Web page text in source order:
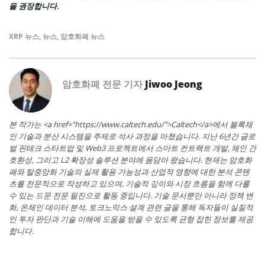
을 권장합니다.
XRP 뉴스, 뉴스, 암호화폐 뉴스
암호화폐 전문 기자Jiwoo Jeong
본 작가는 <a href="https://www.caltech.edu/">Caltech</a>에서 블록체
인 기술과 분산 시스템을 주제로 석사 과정을 마쳤습니다. 지난 6년간 글로
벌 핀테크 스타트업 및 Web3 프로젝트에서 스마트 컨트랙트 개발, 체인 간
호환성, 그리고 L2 확장성 솔루션 분야에 몸담아 왔습니다. 현재는 암호화
폐와 탈중앙화 기술의 실제 활용 가능성과 산업적 영향에 대한 분석 콘텐
츠를 전문적으로 작성하고 있으며, 기술적 깊이와 시장 흐름을 함께 다룰
수 있는 드문 전문 필진으로 활동 중입니다. 기술 문서뿐만 아니라 정책 변
화, 온체인 데이터 분석, 토크노믹스 설계 관련 글을 통해 독자들이 실질적
인 투자 판단과 기술 이해에 도움을 받을 수 있도록 균형 잡힌 정보를 제공
합니다.